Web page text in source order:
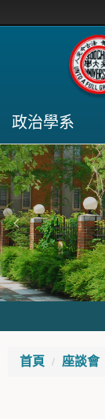
政治學系
首頁 座談會